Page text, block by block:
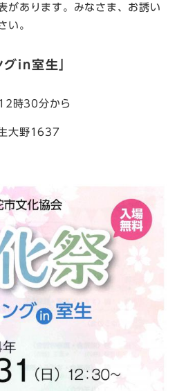
があります。みなさま、お誘い
い。
グin室生」
時30分から
大野1637